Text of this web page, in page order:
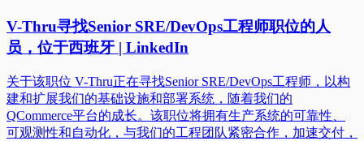
V-Thru寻找Senior SRE/DevOps工程师职位的人
员，位于西班牙 | LinkedIn
关于该职位 V-Thru正在寻找Senior SRE/DevOps工程师，以构
建和扩展我们的基础设施和部署系统，随着我们的
QCommerce平台的成长。该职位将拥有生产系统的可靠性、
可观测性和自动化，与我们的工程团队紧密合作，加速交付，